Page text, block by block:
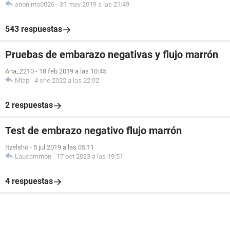
anonimo0026 - 31 may 2019 a las 21:49
543 respuestas
Pruebas de embarazo negativas y flujo marrón
Ana_2210 - 18 feb 2019 a las 10:45
Miap - 4 ene 2022 a las 22:02
2 respuestas
Test de embrazo negativo flujo marrón
Itzelsho - 5 jul 2019 a las 05:11
Laucammon - 17 oct 2023 a las 19:51
4 respuestas